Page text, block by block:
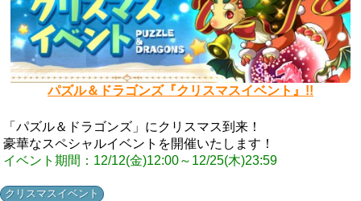
パズル＆ドラゴンズ『クリスマスイベント』!!
「パズル＆ドラゴンズ」にクリスマス到来！
豪華なスペシャルイベントを開催いたします！
イベント期間：12/12(金)12:00～12/25(木)23:59
クリスマスイベント